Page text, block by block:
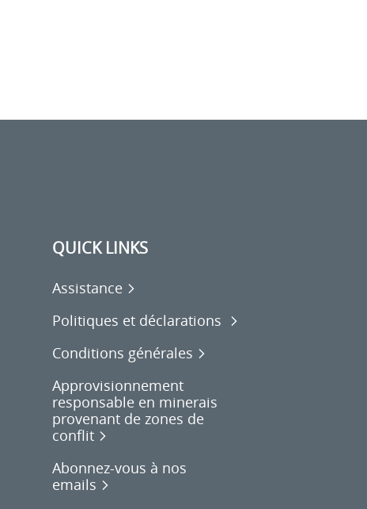
QUICK LINKS
Assistance
Politiques et déclarations
Conditions générales
Approvisionnement
responsable en minerais
provenant de zones de
conflit
Abonnez-vous à nos
emails